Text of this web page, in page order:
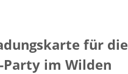
für die
Party im Wilden